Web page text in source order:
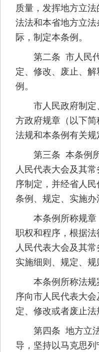
质量，发挥地方立
法法和本省地方立
际，制定本条例。
第二条 市人民代
定、修改、废止、
例。
市人民政府制定
方政府规章（以下简
法规和本条例有关规
第三条 本条例所
人民代表大会及其
序制定，并经省人
条例、规定、实施办
本条例所称规章
职权和程序，根据
人民代表大会及其
实施细则、规定、规
本条例所称法规
序向市人民代表大
定、修改或者废止法
第四条 地方立法
导，坚持以马克思